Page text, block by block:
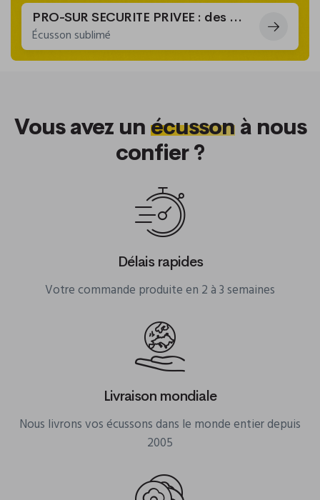
PRO-SUR SECURITE PRIVEE : des écussons pour orner leur uniforme
Écusson sublimé
Vous avez un écussonà nous
confier ?
Délais rapides
Votre commande produite en 2 à 3 semaines
Livraison mondiale
Nous livrons vos écussons dans le monde entier depuis
2005